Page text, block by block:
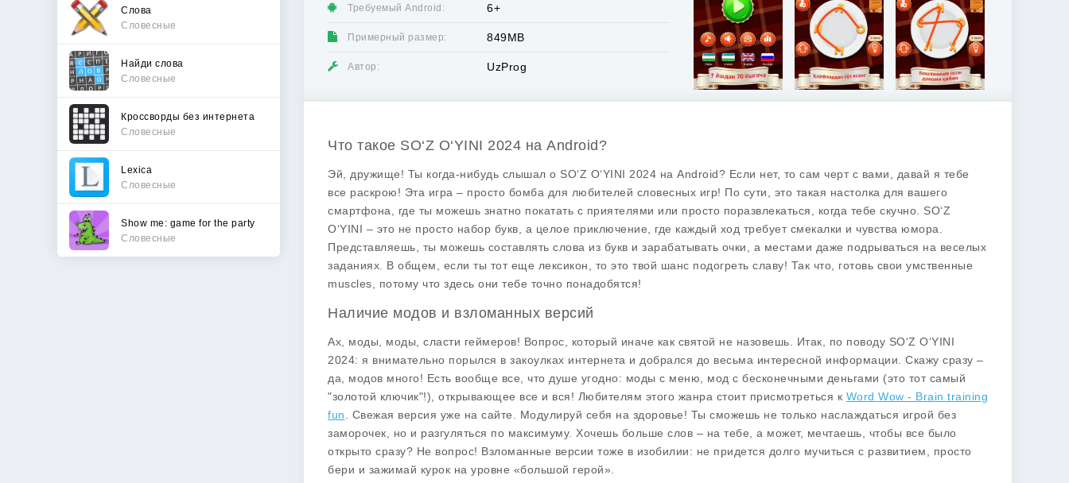
Слова
Словесные
Найди слова
Словесные
Кроссворды без интернета
Словесные
Lexica
Словесные
Show me: game for the party
Словесные
Требуемый Android: 6+
Примерный размер: 849MB
Автор: UzProg
Что такое SO‘Z O‘YINI 2024 на Android?
Эй, дружище! Ты когда-нибудь слышал о SO‘Z O‘YINI 2024 на Android? Если нет, то сам черт с вами, давай я тебе
все раскрою! Эта игра – просто бомба для любителей словесных игр! По сути, это такая настолка для вашего
смартфона, где ты можешь знатно покатать с приятелями или просто поразвлекаться, когда тебе скучно. SO‘Z
O‘YINI – это не просто набор букв, а целое приключение, где каждый ход требует смекалки и чувства юмора.
Представляешь, ты можешь составлять слова из букв и зарабатывать очки, а местами даже подрываться на веселых
заданиях. В общем, если ты тот еще лексикон, то это твой шанс подогреть славу! Так что, готовь свои умственные
muscles, потому что здесь они тебе точно понадобятся!
Наличие модов и взломанных версий
Ах, моды, моды, сласти геймеров! Вопрос, который иначе как святой не назовешь. Итак, по поводу SO‘Z O‘YINI
2024: я внимательно порылся в закоулках интернета и добрался до весьма интересной информации. Скажу сразу –
да, модов много! Есть вообще все, что душе угодно: моды с меню, мод с бесконечными деньгами (это тот самый
"золотой ключик"!), открывающее все и вся! Любителям этого жанра стоит присмотреться к Word Wow - Brain training
fun . Свежая версия уже на сайте. Модулируй себя на здоровье! Ты сможешь не только наслаждаться игрой без
заморочек, но и разгуляться по максимуму. Хочешь больше слов – на тебе, а может, мечтаешь, чтобы все было
открыто сразу? Не вопрос! Взломанные версии тоже в изобилии: не придется долго мучиться с развитием, просто
бери и зажимай курок на уровне «большой герой».